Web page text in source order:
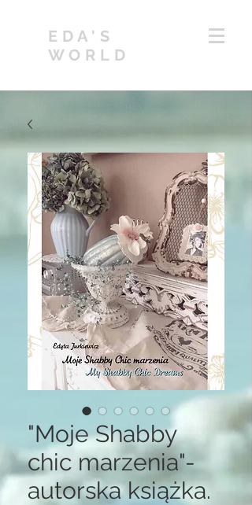
EDA'S
WORLD
"Moje Shabby
chic marzenia"-
autorska książka.